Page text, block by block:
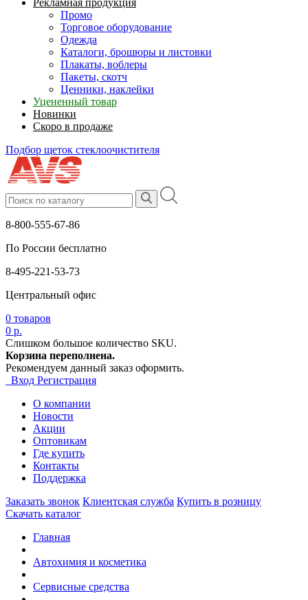
Рекламная продукция
Промо
Торговое оборудование
Одежда
Каталоги, брошюры и листовки
Плакаты, воблеры
Пакеты, скотч
Ценники, наклейки
Уцененный товар
Новинки
Скоро в продаже
Подбор щеток стеклоочистителя
8-800-555-67-86
По России бесплатно
8-495-221-53-73
Центральный офис
0 товаров
0 р.
Слишком большое количество SKU.
Корзина переполнена.
Рекомендуем данный заказ оформить.
Вход Регистрация
О компании
Новости
Акции
Оптовикам
Где купить
Контакты
Поддержка
Заказать звонок Клиентская служба Купить в розницу
Скачать каталог
Главная
Автохимия и косметика
Сервисные средства